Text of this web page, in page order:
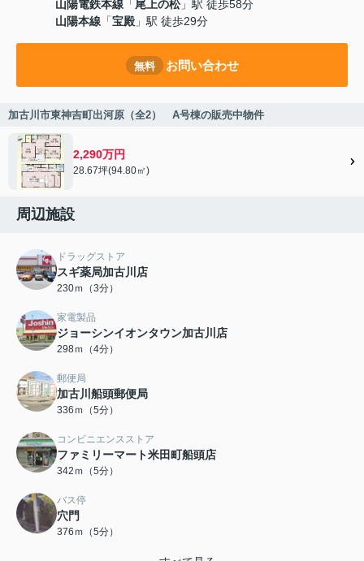
山陽電鉄本線 「尾上の松」駅 徒歩58分
山陽本線 「宝殿 」駅 徒歩29分
無料 お問い合わせ
加古川市東神吉町出河原（全2） A号棟の販売中物件
2,290万円
28.67坪(94.80㎡)
周辺施設
ドラッグストア
スギ薬局加古川店
230ｍ（3分）
家電製品
ジョーシンイオンタウン加古川店
298ｍ（4分）
郵便局
加古川船頭郵便局
336ｍ（5分）
コンビニエンスストア
ファミリーマート米田町船頭店
342ｍ（5分）
バス停
穴門
376ｍ（5分）